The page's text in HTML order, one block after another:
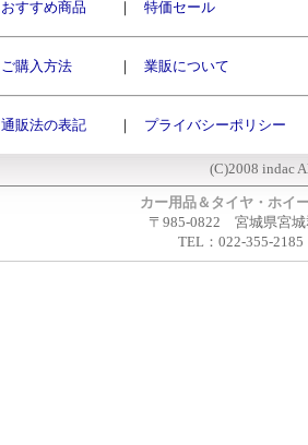
おすすめ商品 ｜ 特価セール
ご購入方法 ｜ 業販について
通販法の表記 ｜ プライバシーポリシー
(C)2008 indac
カー用品＆タイヤ・ホイ
〒985-0822 宮城県宮城
TEL：022-355-